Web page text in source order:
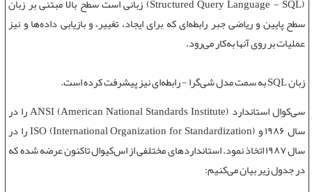
(Structured Query Language - SQL) زبانی است سطح بالا مبتنی بر زبان
سطح پایین و ریاضی جبر رابطه‌ای که برای ایجاد، تغییر، و بازیابی داده‌ها و نیز
عملیات بر روی آنها به‌کار می‌رود.
زبان SQL
به سمت مدل شی‌گرا - رابطه‌ای نیز پیشرفت کرده است.
سی‌کوال استاندارد (ANSI (American National Standards Institute را در
سال ۱۹۸۶ و ISO (International Organization for Standardization) را در
سال ۱۹۸۷ اتخاذ نمود. استانداردهای مختلفی از اس‌کیوال تاکنون عرضه شده که
در جدول زیر بیان می‌کنیم: